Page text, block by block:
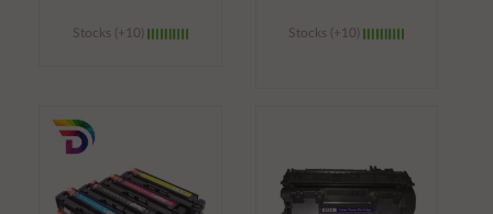
Stocks (+10) Stocks (+10)